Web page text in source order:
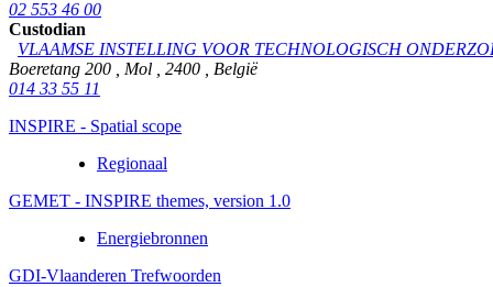
02 553 46 00
Custodian
VLAAMSE INSTELLING VOOR TECHNOLOGISCH
Boeretang 200
Mol 2400
België
014 33 55 11
INSPIRE - Spatial scope
Regionaal
GEMET - INSPIRE themes, version 1.0
Energiebronnen
GDI-Vlaanderen Trefwoorden